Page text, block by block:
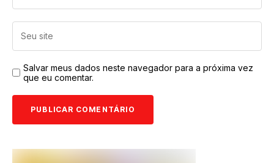
Salvar meus dados neste navegador para a próxima vez
que eu comentar.